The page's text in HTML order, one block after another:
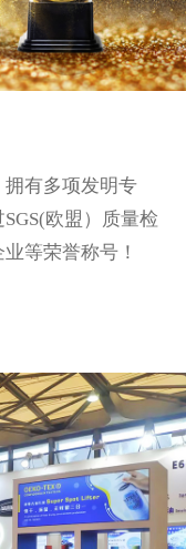
有多项发明专
欧盟）质量检
等荣誉称号！